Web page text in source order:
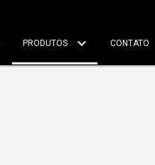
PRODUTOS CONTATO